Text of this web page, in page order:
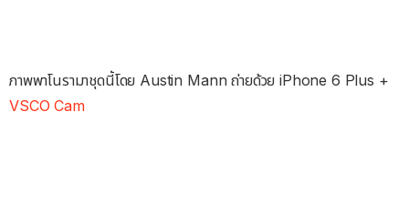
ภาพพาโนรามาชุดนี้โดย Austin Mann ถ่ายด้วย iPhone 6 Plus +
VSCO Cam